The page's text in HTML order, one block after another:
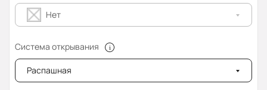
Нет
Система открывания
Распашная